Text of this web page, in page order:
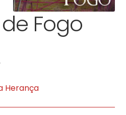
Fogo
Herança